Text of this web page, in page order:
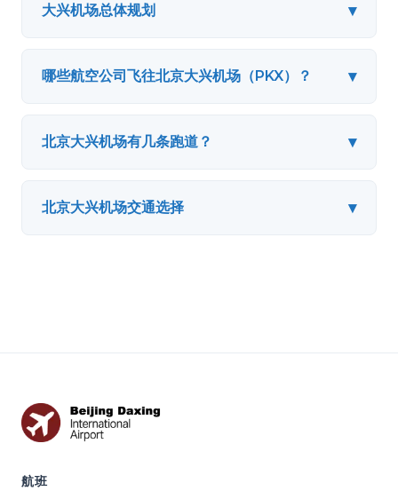
大兴机场总体规划 ▾
哪些航空公司飞往北京大兴机场（PKX）？ ▾
北京大兴机场有几条跑道？ ▾
北京大兴机场交通选择 ▾
航班